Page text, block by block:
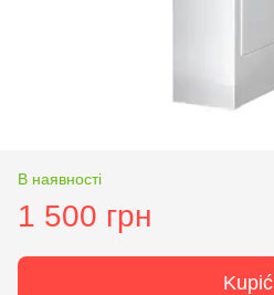
В наявності
1 500 грн
Kupić